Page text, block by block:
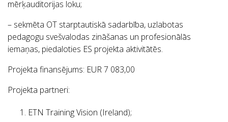
mērķauditorijas loku;
– sekmēta OT starptautiskā sadarbība, uzlabotas
pedagogu svešvalodas zināšanas un profesionālās
iemaņas, piedaloties ES projekta aktivitātēs.
Projekta finansējums: EUR 7 083,00
Projekta partneri:
ETN Training Vision (Ireland);